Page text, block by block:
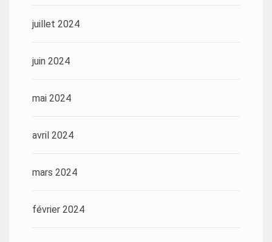
juillet 2024
juin 2024
mai 2024
avril 2024
mars 2024
février 2024